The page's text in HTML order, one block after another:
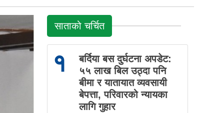
साताको चर्चित
१
बर्दिया बस दुर्घटना अपडेट:
५५ लाख बिल उठ्दा पनि
बीमा र यातायात व्यवसायी
बेपत्ता, परिवारको न्यायका
लागि गुहार